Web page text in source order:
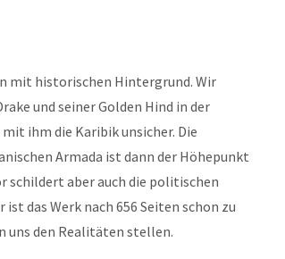
mit historischen Hintergrund. Wir
und seiner Golden Hind in der
ihm die Karibik unsicher. Die
Armada ist dann der Höhepunkt
schildert aber auch die politischen
das Werk nach 656 Seiten schon zu
uns den Realitäten stellen.